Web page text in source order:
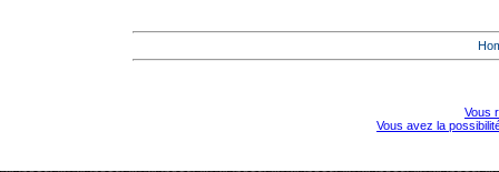
Vous
Vous avez la